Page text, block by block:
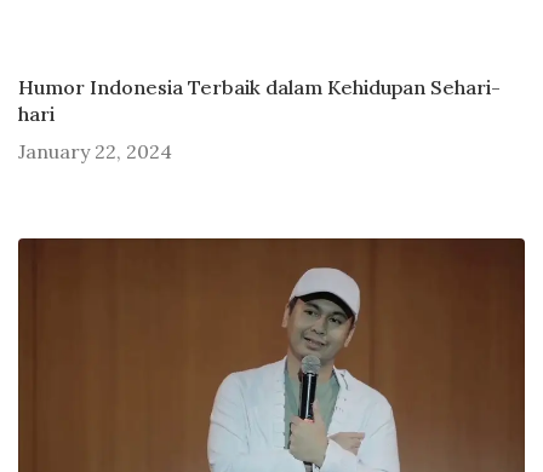
Humor Indonesia Terbaik dalam Kehidupan Sehari-
hari
January 22, 2024